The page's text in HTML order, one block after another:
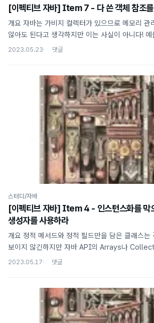
[이펙티브 자바] Item 7 - 다 쓴 객체 참조
개요 자바는 가비지 컬렉터가 있으므로 메모리 관
않아도 된다고 생각하지만 이는 사실이 아니다!
같이 구현하면 지속적인 메모리 누수가 발생해 프
ensureCapacity(); // 배열이 모자라면 늘리기
obj; } public Object pop() { if (size == 0) {
EmptyStackException(); } return elements[--
2023.05.23
스터디/자바
[이펙티브 자바] Item 4 - 인스턴스화를
생성자를 사용하라
개요 정적 메서드와 정적 필드만을 담은 클래스는
보이지 않긴하지만 자바 API의 Arrays나
특정 인터페이스를 구현하는 객체의 정적 팩토리
클래스는 인스턴스로 만들어 쓰려고 설계한게 아
명시하지 않으면 컴파일러가 자동으로 기본 생성
컴파일 전 public class UtilClass { private
2023.05.17